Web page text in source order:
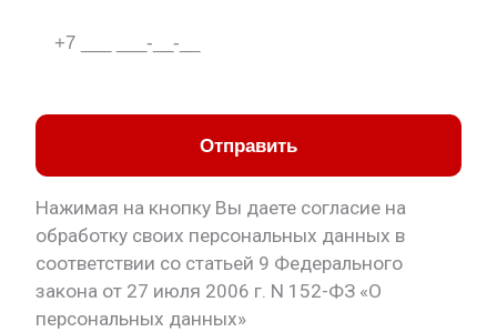
Отправить
Нажимая на кнопку Вы даете согласие на
обработку своих персональных данных в
соответствии со статьей 9 Федерального
закона от 27 июля 2006 г. N 152-ФЗ «О
персональных данных»